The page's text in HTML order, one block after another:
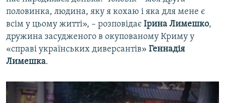
половинка, людина, яку я кохаю і яка для мене є
всім у цьому житті», – розповідає Ірина Лимешко,
дружина засудженого в окупованому Криму у
«справі українських диверсантів» Геннадія
Лимешка.